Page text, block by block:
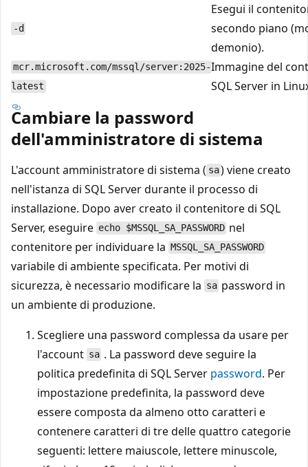
-d
Esegui il
secondo piano
demonio).
mcr.microsoft.com/mssql/server:2025-
latest
Immagine del
SQL Server in
Cambiare la password
dell'amministratore di sistema
L'account amministratore di sistema ( sa) viene creato
nell'istanza di SQL Server durante il processo di
installazione. Dopo aver creato il contenitore di SQL
Server, eseguire echo $MSSQL_SA_PASSWORD nel
contenitore per individuare la MSSQL_SA_PASSWORD
variabile di ambiente specificata. Per motivi di
sicurezza, è necessario modificare la sa password in
un ambiente di produzione.
Scegliere una password complessa da usare per
l'account sa . La password deve seguire la
politica predefinita di SQL Server password. Per
impostazione predefinita, la password deve
essere composta da almeno otto caratteri e
contenere caratteri di tre delle quattro categorie
seguenti: lettere maiuscole, lettere minuscole,